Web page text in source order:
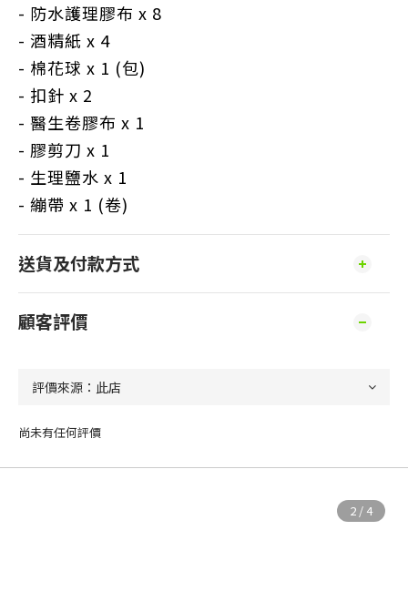
- 防水護理膠布 x 8
- 酒精紙 x 4
- 棉花球 x 1 (包)
- 扣針 x 2
- 醫生卷膠布 x 1
- 膠剪刀 x 1
- 生理鹽水 x 1
- 繃帶 x 1 (卷)
送貨及付款方式
顧客評價
尚未有任何評價